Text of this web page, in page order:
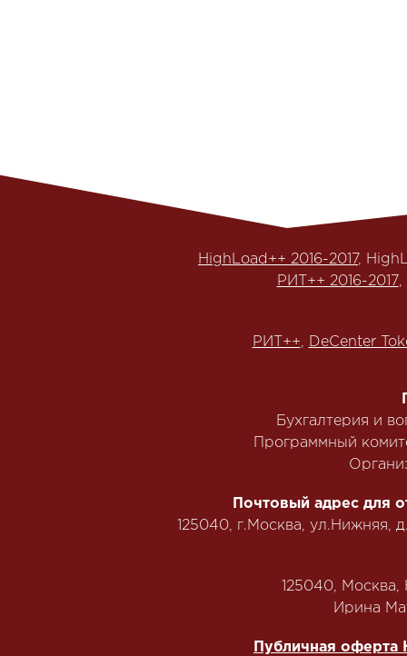
HighLoad++ 2016-2017,
РИТ++ 2016-2017,
РИТ++, DeCenter
Бухгалтерия и
Программный
Почтовый адрес для
125040, г.Москва, ул.Нижняя,
125040,
‭Ирина
Публичная оферта